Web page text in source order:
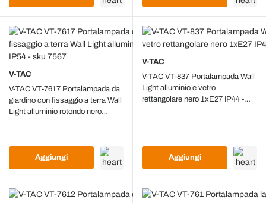
V-TAC
V-TAC VT-7617 Portalampada da
giardino con fissaggio a terra Wall
Light alluminio rotondo nero
Aggiungi
V-TAC
V-TAC VT-837 Portalampada Wall
Light alluminio e vetro
rettangolare nero 1xE27 IP44 -
Aggiungi